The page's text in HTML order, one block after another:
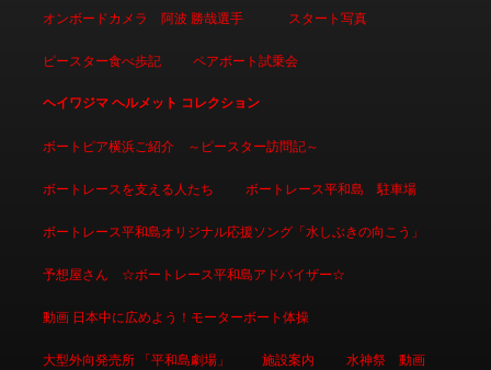
オンボードカメラ 阿波 勝哉選手 スタート写真
ピースター食べ歩記 ペアボート試乗会
ヘイワジマ ヘルメット コレクション
ボートピア横浜ご紹介 ～ピースター訪問記～
ボートレースを支える人たち ボートレース平和島 駐車場
ボートレース平和島オリジナル応援ソング「水しぶきの向こう」
予想屋さん ☆ボートレース平和島アドバイザー☆
動画 日本中に広めよう！モーターボート体操
大型外向発売所 「平和島劇場」 施設案内 水神祭 動画